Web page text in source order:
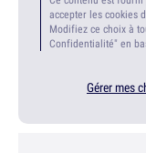
accepter les cookies
Modifiez ce choix à
Confidentialité" en
Gérer mes